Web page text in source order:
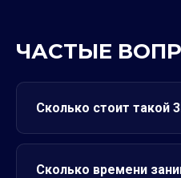
ЧАСТЫЕ
Сколько стоит такой
Сколько времени